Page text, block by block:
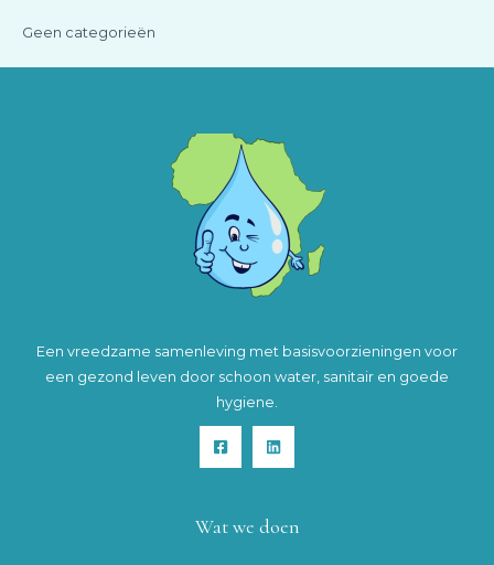
Geen categorieën
Een vreedzame samenleving met basisvoorzieningen voor
een gezond leven door schoon water, sanitair en goede
hygiene.
Wat we doen